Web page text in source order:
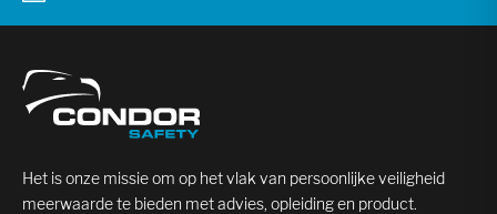
Het is onze missie om op het vlak van persoonlijke veiligheid
meerwaarde te bieden met advies, opleiding en product.